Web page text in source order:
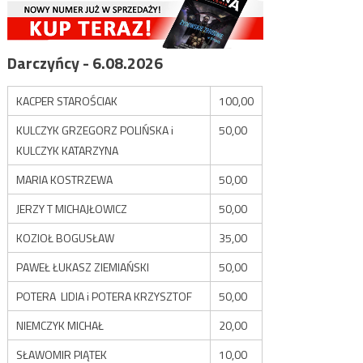
Darczyńcy - 6.08.2026
KACPER STAROŚCIAK
100,00
KULCZYK GRZEGORZ POLIŃSKA i
KULCZYK KATARZYNA
50,00
MARIA KOSTRZEWA
50,00
JERZY T MICHAJŁOWICZ
50,00
KOZIOŁ BOGUSŁAW
35,00
PAWEŁ ŁUKASZ ZIEMIAŃSKI
50,00
POTERA LIDIA i POTERA KRZYSZTOF
50,00
NIEMCZYK MICHAŁ
20,00
SŁAWOMIR PIĄTEK
10,00